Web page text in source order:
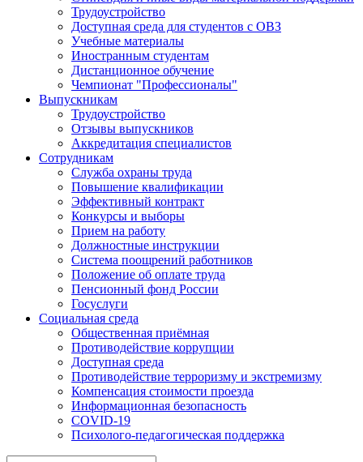
Трудоустройство
Доступная среда для студентов с ОВЗ
Учебные материалы
Иностранным студентам
Дистанционное обучение
Чемпионат "Профессионалы"
Выпускникам
Трудоустройство
Отзывы выпускников
Аккредитация специалистов
Сотрудникам
Служба охраны труда
Повышение квалификации
Эффективный контракт
Конкурсы и выборы
Прием на работу
Должностные инструкции
Система поощрений работников
Положение об оплате труда
Пенсионный фонд России
Госуслуги
Социальная среда
Общественная приёмная
Противодействие коррупции
Доступная среда
Противодействие терроризму и экстремизму
Компенсация стоимости проезда
Информационная безопасность
COVID-19
Психолого-педагогическая поддержка